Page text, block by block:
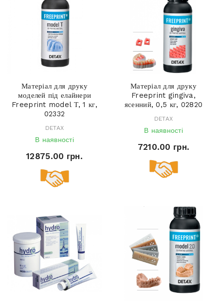
Матеріал для друку
моделей під елайнери
Freeprint model Т, 1 кг,
02332
DETAX
В наявності
12875.00 грн.
Матеріал для друку
Freeprint gingiva,
ясенний, 0,5 кг, 02820
DETAX
В наявності
7210.00 грн.